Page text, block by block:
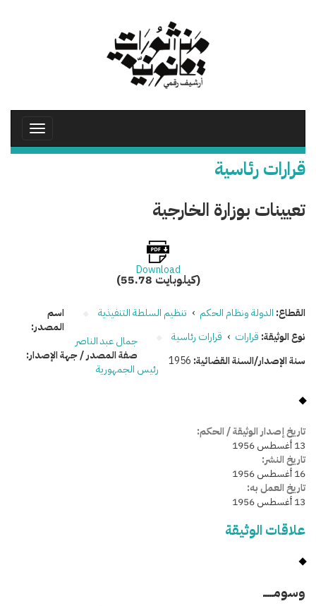
Toggle
قرارات رئاسية
تعيينات بوزارة الخارجية
Download
(55.78 كيلوبايت)
القطاع: الدولة ونظام الحكم › تنظيم السلطة التنفيذية
نوع الوثيقة: قرارات › قرارات رئاسية
سنة الإصدار/السنة القضائية: 1956
اسم
المصدر:
جمال عبد الناصر
صفة المصدر / جهة الإصدار:
رئيس الجمهورية
تاريخ إصدار الوثيقة / الحكم:
13 أغسطس 1956
تاريخ النشر:
16 أغسطس 1956
تاريخ العمل به:
13 أغسطس 1956
علاقات الوثيقة
وسومـــــ